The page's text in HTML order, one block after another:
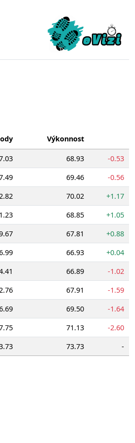
Výkonnost
68.93
-0.53
69.46
-0.56
70.02
+1.17
68.85
+1.05
67.81
+0.88
66.93
+0.04
66.89
-1.02
67.91
-1.59
69.50
-1.64
71.13
-2.60
73.73 -